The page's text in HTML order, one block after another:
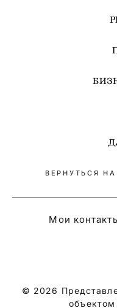
ВЕРНУТЬСЯ
Мои
© 2026
объектом